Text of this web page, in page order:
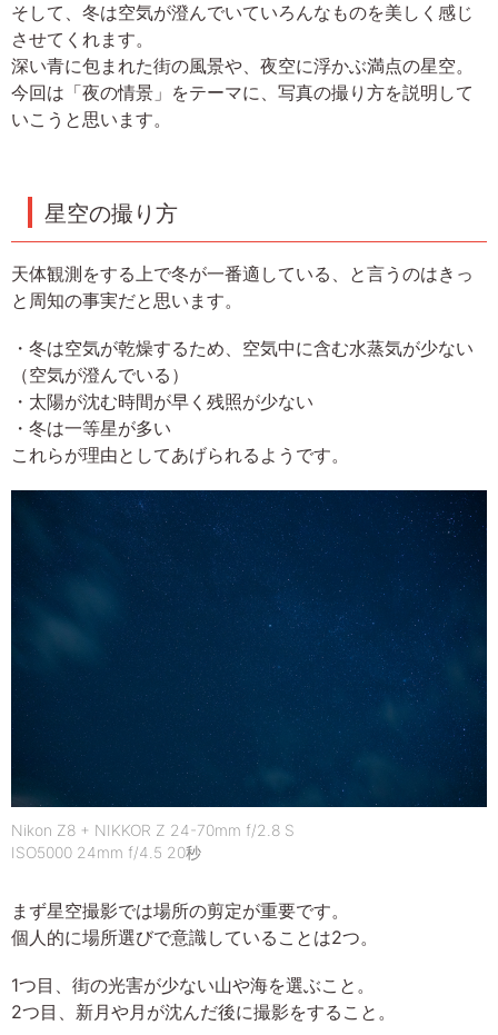
そして、冬は空気が澄んでいていろんなものを美しく感じ
させてくれます。
深い青に包まれた街の風景や、夜空に浮かぶ満点の星空。
今回は「夜の情景」をテーマに、写真の撮り方を説明して
いこうと思います。
星空の撮り方
天体観測をする上で冬が一番適している、と言うのはきっ
と周知の事実だと思います。
・冬は空気が乾燥するため、空気中に含む水蒸気が少ない
（空気が澄んでいる）
・太陽が沈む時間が早く残照が少ない
・冬は一等星が多い
これらが理由としてあげられるようです。
Nikon Z8 + NIKKOR Z 24-70mm f/2.8 S
ISO5000 24mm f/4.5 20秒
まず星空撮影では場所の剪定が重要です。
個人的に場所選びで意識していることは2つ。
1つ目、街の光害が少ない山や海を選ぶこと。
2つ目、新月や月が沈んだ後に撮影をすること。